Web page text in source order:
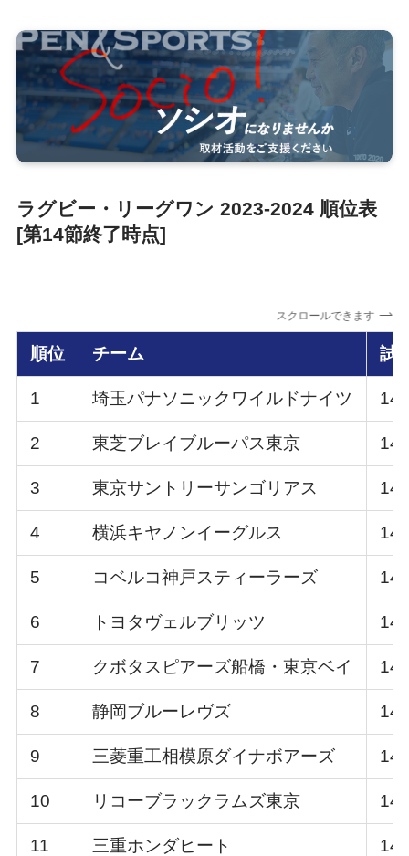
ラグビー・リーグワン 2023-2024 順位表
[第14節終了時点]
スクロールできます
順位 チーム 試
1 埼玉パナソニックワイルドナイツ 14
2 東芝ブレイブルーパス東京 14
3 東京サントリーサンゴリアス 14
4 横浜キヤノンイーグルス 14
5 コベルコ神戸スティーラーズ 14
6 トヨタヴェルブリッツ 14
7 クボタスピアーズ船橋・東京ベイ 14
8 静岡ブルーレヴズ 14
9 三菱重工相模原ダイナボアーズ 14
10 リコーブラックラムズ東京 14
11 三重ホンダヒート 14